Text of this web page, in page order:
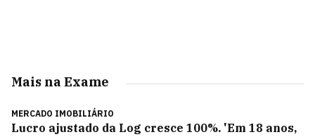
Mais na Exame
MERCADO IMOBILIÁRIO
Lucro ajustado da Log cresce 100%. 'Em 18 anos,